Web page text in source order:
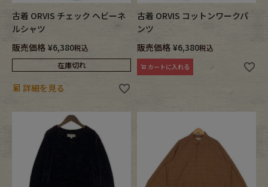
Fafatt Kidswear
小物・アクセサリーから探す
Bag Stall・Scarf
Accessory Shoes
古着 ORVIS チェック ヘビーネ
ルシャツ
販売価格 ¥6,380税込
在庫切れ
詳細を見る
古着 ORVIS コットンワークパ
ンツ
販売価格 ¥6,380税込
カートに入れる